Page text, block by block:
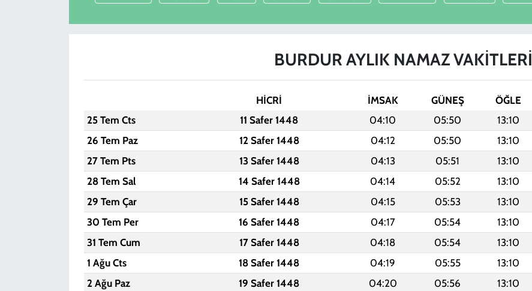
BURDUR AYLIK NAMAZ VAKITLERI
HİCRİ İMSAK GÜNEŞ ÖĞLE
25 Tem Cts
11 Safer 1448 04:10 05:50 13:10
26 Tem Paz
12 Safer 1448 04:12 05:50 13:10
27 Tem Pts
13 Safer 1448 04:13 05:51 13:10
28 Tem Sal
14 Safer 1448 04:14 05:52 13:10
29 Tem Çar
15 Safer 1448 04:15 05:53 13:10
30 Tem Per
16 Safer 1448 04:17 05:54 13:10
31 Tem Cum
17 Safer 1448 04:18 05:54 13:10
1 Ağu Cts
18 Safer 1448 04:19 05:55 13:10
2 Ağu Paz
19 Safer 1448 04:20 05:56 13:10